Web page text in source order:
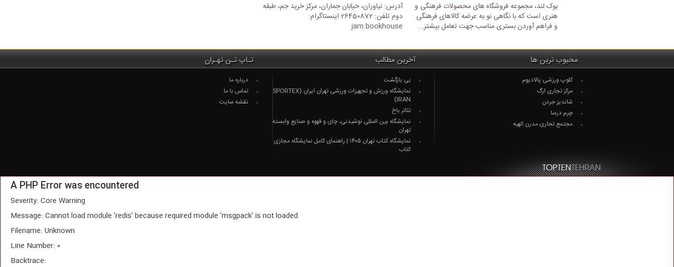
بوک لند، مجموعه فروشگاه های محصولات فرهنگی و
هنری است که با نگاهی نو به عرضه کالاهای فرهنگی
و فراهم آوردن بستری مناسب جهت تعامل بیشتر…
آدرس: نیاوران، خیابان جماران، مرکز خرید جم، طبقه
دوم تلفن: 26450872 اینستاگرام:
jam.bookhouse
تـاپ تـن تهـران
درباره ما
تماس با ما
نقشه سایت
آخرین مطالب
بی بازگشت
نمایشگاه ورزش و تجهیزات ورزشی تهران ایران (SPORTEX
IRAN)
تئاتر باخ
نمایشگاه بین المللی نوشیدنی، چای و قهوه و صنایع وابسته
تهران
نمایشگاه کتاب تهران ۱۴۰۵ | راهنمای کامل نمایشگاه مجازی
کتاب
محبوب ترین ها
کلوپ ورزشی پالادیوم
مرکز تجاری ارگ
شاندیز جردن
چرم درسا
مجتمع تجاری مدرن الهیه
A PHP Error was encountered
Severity: Core Warning
Message: Cannot load module 'redis' because required module 'msgpack' is not loaded
Filename: Unknown
Line Number: 0
Backtrace: